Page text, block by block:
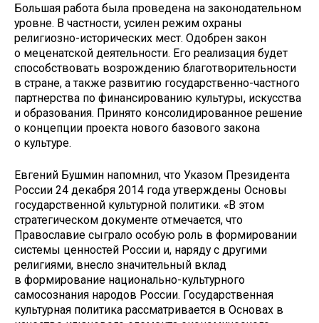
Большая работа была проведена на законодательном
уровне. В частности, усилен режим охраны
религиозно-исторических мест. Одобрен закон
о меценатской деятельности. Его реализация будет
способствовать возрождению благотворительности
в стране, а также развитию государственно-частного
партнерства по финансированию культуры, искусства
и образования. Принято консолидированное решение
о концепции проекта нового базового закона
о культуре.
Евгений Бушмин напомнил, что Указом Президента
России 24 декабря 2014 года утверждены Основы
государственной культурной политики. «В этом
стратегическом документе отмечается, что
Православие сыграло особую роль в формировании
системы ценностей России и, наряду с другими
религиями, внесло значительный вклад
в формирование национально-культурного
самосознания народов России. Государственная
культурная политика рассматривается в Основах в